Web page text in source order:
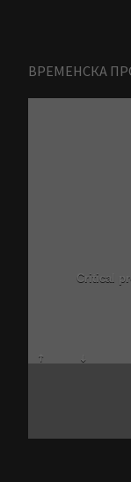
ВРЕМЕНСКА
Critical